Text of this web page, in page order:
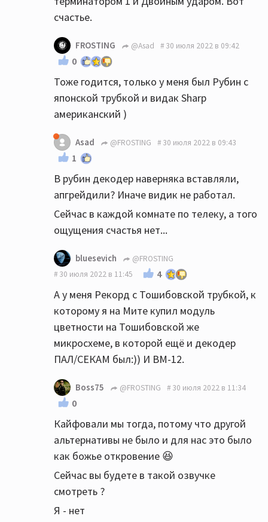
целый телевизор). Я вообще не спорю с
вами, с вашей позицией по вопросу
полностью согласен).
счастье.
FROSTING @Asad 30 июля 2022 в 09:42
0
Тоже годится, только у меня был Рубин с
японской трубкой и видак Sharp
американский )
Asad @FROSTING 30 июля 2022 в 09:43
1
В рубин декодер наверняка вставляли,
апгрейдили? Иначе видик не работал.
Сейчас в каждой комнате по телеку, а того
ощущения счастья нет...
bluesevich
@FROSTING
30 июля 2022 в 11:45
4
А у меня Рекорд с Тошибовской трубкой, к
которому я на Мите купил модуль
цветности на Тошибовской же
микросхеме, в которой ещё и декодер
ПАЛ/СЕКАМ был:)) И ВМ-12.
Boss75 @FROSTING 30 июля 2022 в 11:34
0
Кайфовали мы тогда, потому что другой
альтернативы не было и для нас это было
как божье откровение 😆
Сейчас вы будете в такой озвучке
смотреть ?
Я - нет